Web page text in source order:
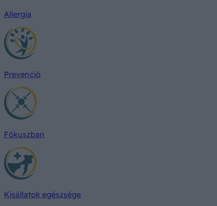
Allergia
Prevenció
Fókuszban
Kisállatok egészsége